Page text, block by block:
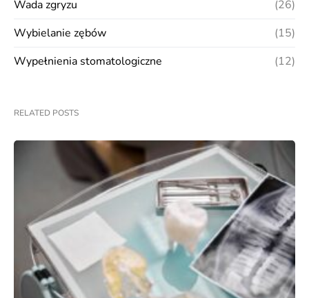
Wada zgryzu
(26)
Wybielanie zębów
(15)
Wypełnienia stomatologiczne
(12)
RELATED POSTS